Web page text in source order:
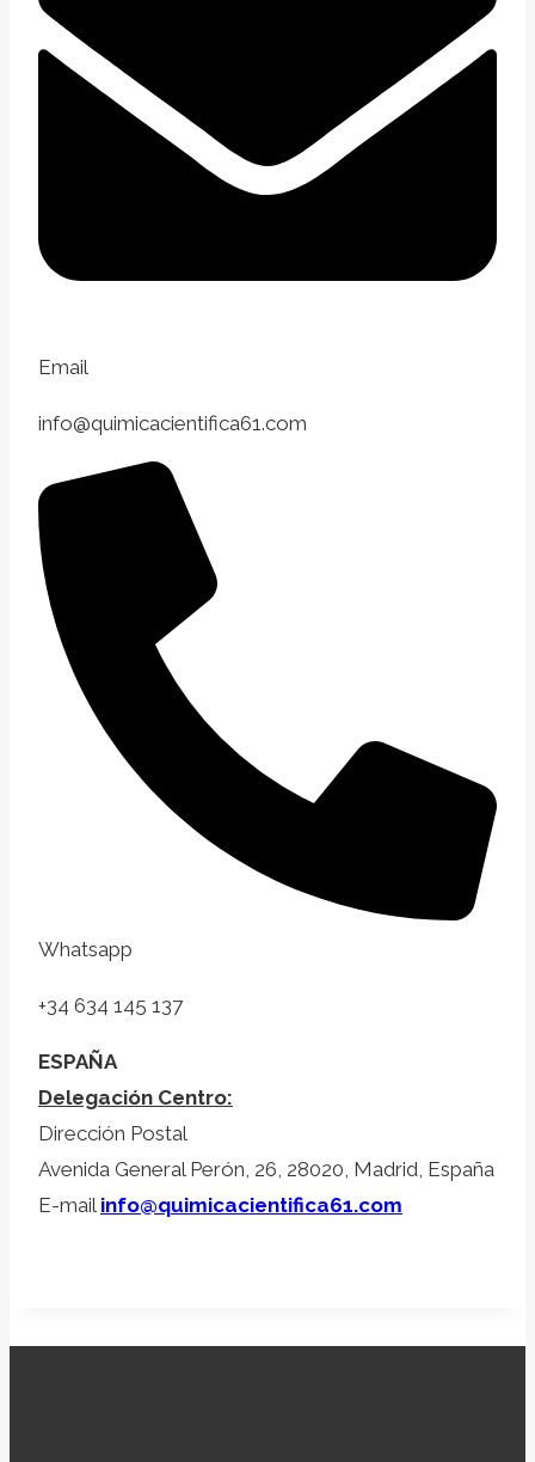
Email
info@quimicacientifica61.com
Whatsapp
+34 634 145 137
ESPAÑA
Delegación Centro:
Dirección Postal
Avenida General Perón, 26, 28020, Madrid, España
E-mail info@quimicacientifica61.com